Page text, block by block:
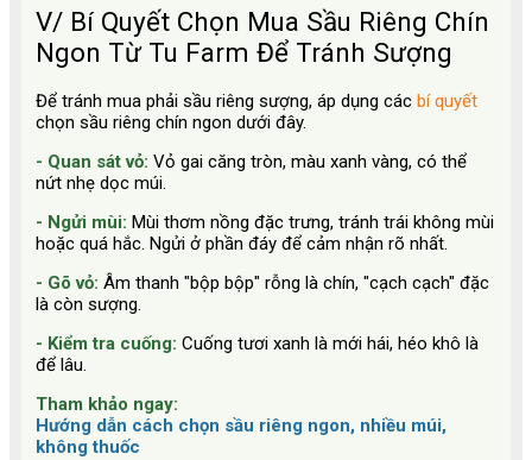
V/ Bí Quyết Chọn Mua Sầu Riêng Chín
Ngon Từ Tu Farm Để Tránh Sượng
Để tránh mua phải sầu riêng sượng, áp dụng các bí quyết
chọn sầu riêng chín ngon dưới đây.
- Quan sát vỏ: Vỏ gai căng tròn, màu xanh vàng, có thể
nứt nhẹ dọc múi.
- Ngửi mùi: Mùi thơm nồng đặc trưng, tránh trái không mùi
hoặc quá hắc. Ngửi ở phần đáy để cảm nhận rõ nhất.
- Gõ vỏ: Âm thanh "bộp bộp" rỗng là chín, "cạch cạch" đặc
là còn sượng.
- Kiểm tra cuống: Cuống tươi xanh là mới hái, héo khô là
để lâu.
Tham khảo ngay:
Hướng dẫn cách chọn sầu riêng ngon, nhiều múi,
không thuốc